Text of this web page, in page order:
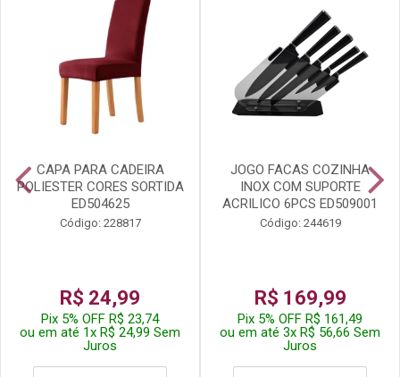
CAPA PARA CADEIRA
POLIESTER CORES SORTIDA
ED504625
Código: 228817
R$ 24,99
Pix 5% OFF R$ 23,74
ou em até 1x R$ 24,99 Sem
Juros
JOGO FACAS COZINHA
INOX COM SUPORTE
ACRILICO 6PCS ED509001
Código: 244619
R$ 169,99
Pix 5% OFF R$ 161,49
ou em até 3x R$ 56,66 Sem
Juros